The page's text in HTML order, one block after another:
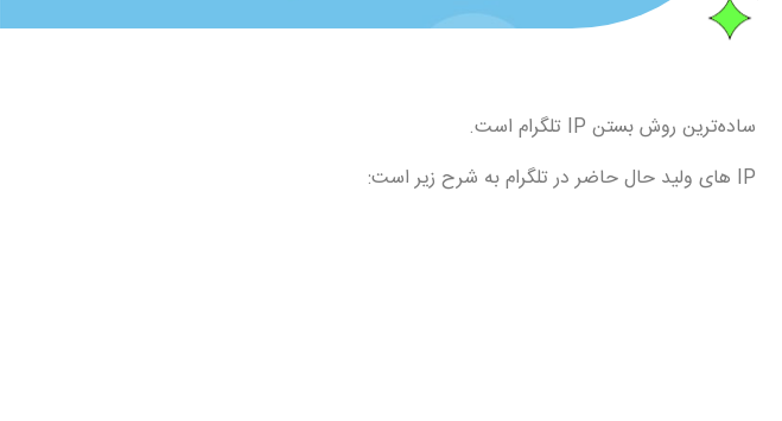
ساده‌ترین روش بستن IP تلگرام است.
IP های ولید حال حاضر در تلگرام به شرح زیر است: